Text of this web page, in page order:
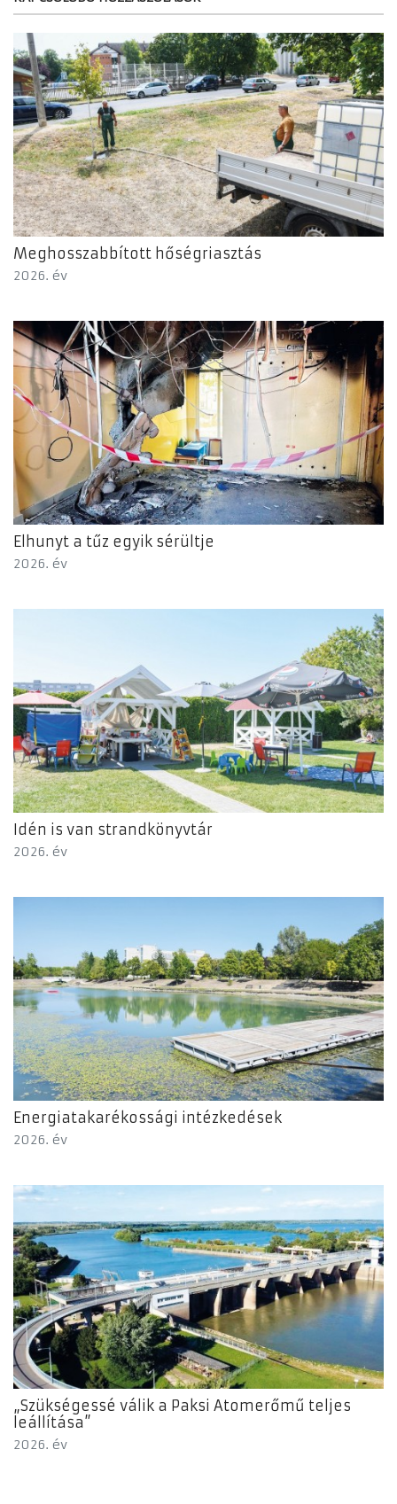
Meghosszabbított hőségriasztás
2026. év
Elhunyt a tűz egyik sérültje
2026. év
Idén is van strandkönyvtár
2026. év
Energiatakarékossági intézkedések
2026. év
„Szükségessé válik a Paksi Atomerőmű teljes
leállítása”
2026. év